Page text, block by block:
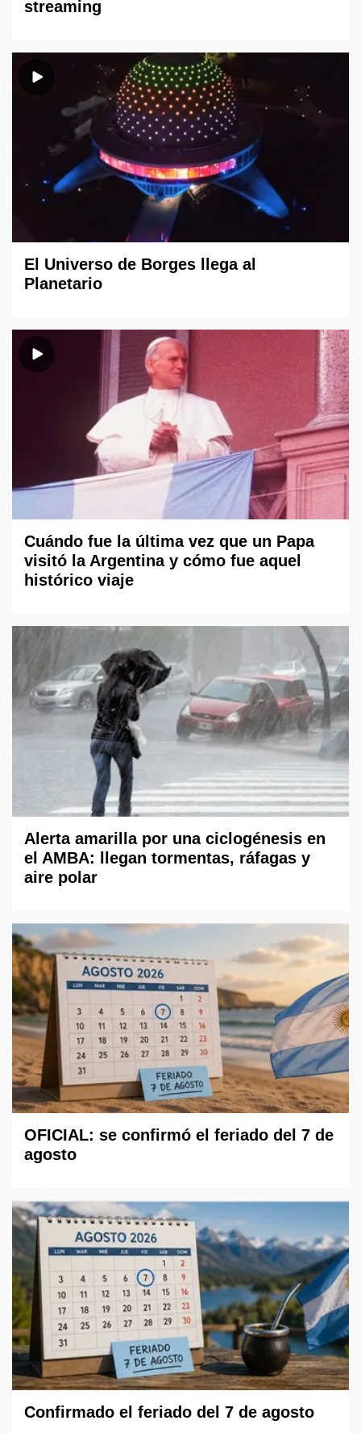
streaming
El Universo de Borges llega al
Planetario
Cuándo fue la última vez que un Papa
visitó la Argentina y cómo fue aquel
histórico viaje
Alerta amarilla por una ciclogénesis en
el AMBA: llegan tormentas, ráfagas y
aire polar
OFICIAL: se confirmó el feriado del 7 de
agosto
Confirmado el feriado del 7 de agosto